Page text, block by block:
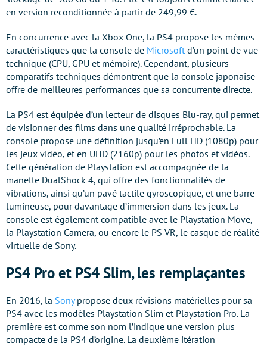
en version reconditionnée à partir de 249,99 €.
En concurrence avec la Xbox One, la PS4 propose les mêmes
caractéristiques que la console de Microsoftd’un point de vue
technique (CPU, GPU et mémoire). Cependant, plusieurs
comparatifs techniques démontrent que la console japonaise
offre de meilleures performances que sa concurrente directe.
La PS4 est équipée d’un lecteur de disques Blu-ray, qui permet
de visionner des films dans une qualité irréprochable. La
console propose une définition jusqu’en Full HD (1080p) pour
les jeux vidéo, et en UHD (2160p) pour les photos et vidéos.
Cette génération de Playstation est accompagnée de la
manette DualShock 4, qui offre des fonctionnalités de
vibrations, ainsi qu’un pavé tactile gyroscopique, et une barre
lumineuse, pour davantage d’immersion dans les jeux. La
console est également compatible avec le Playstation Move,
la Playstation Camera, ou encore le PS VR, le casque de réalité
virtuelle de Sony.
PS4 Pro et PS4 Slim, les remplaçantes
En 2016, la Sonypropose deux révisions matérielles pour sa
PS4 avec les modèles Playstation Slim et Playstation Pro. La
première est comme son nom l’indique une version plus
compacte de la PS4 d’origine. La deuxième itération